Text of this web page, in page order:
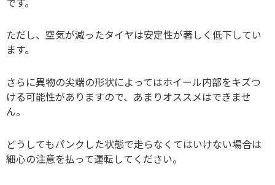
ただし、空気が減ったタイヤは安定性が著しく低下してい
ます。
さらに異物の尖端の形状によってはホイール内部をキズつ
ける可能性がありますので、あまりオススメはできませ
ん。
どうしてもパンクした状態で走らなくてはいけない場合は
細心の注意を払って運転してください。